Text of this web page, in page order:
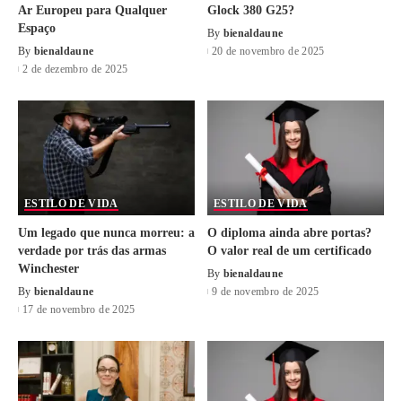
Ar Europeu para Qualquer
Espaço
By bienaldaune
2 de dezembro de 2025
Glock 380 G25?
By bienaldaune
20 de novembro de 2025
ESTILO DE VIDA
Um legado que nunca morreu: a
verdade por trás das armas
Winchester
By bienaldaune
17 de novembro de 2025
ESTILO DE VIDA
O diploma ainda abre portas?
O valor real de um certificado
By bienaldaune
9 de novembro de 2025